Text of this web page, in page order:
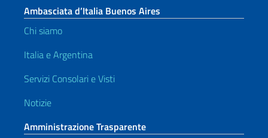
Ambasciata d’Italia Buenos Aires
Chi siamo
Italia e Argentina
Servizi Consolari e Visti
Notizie
Amministrazione Trasparente